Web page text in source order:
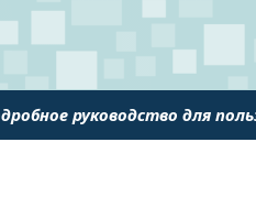
руководство для